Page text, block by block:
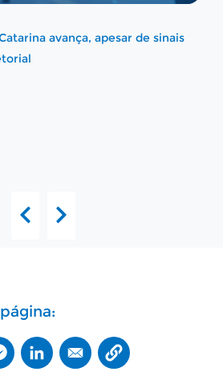
primeiro lugar em crescimento